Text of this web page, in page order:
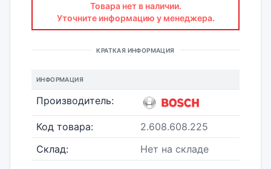
Товара нет в наличии.
Уточните информацию у менеджера.
КРАТКАЯ ИНФОРМАЦИЯ
ИНФОРМАЦИЯ
Производитель:
Код товара:
2.608.608.225
Склад:
Нет на складе